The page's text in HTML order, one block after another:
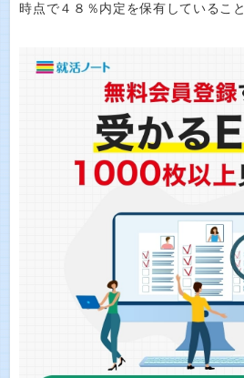
時点で４８％内定を保有していること